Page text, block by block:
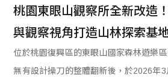
桃園東眼山觀察所全新改造
與觀察視角打造山林探索基
位於桃園復興區的東眼山國家森林遊樂
無有設計操刀的整體翻新後，於2026年